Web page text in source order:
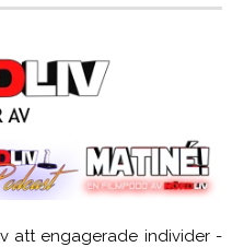
att engagerade individer -